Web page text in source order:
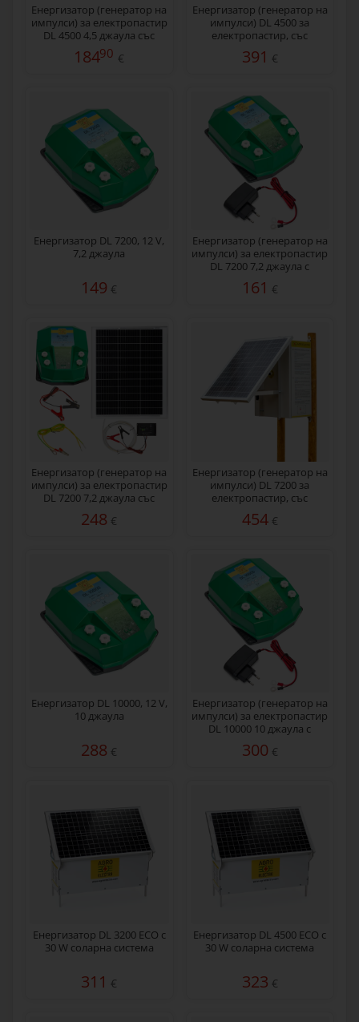
Енергизатор (генератор на
импулси) за електропастир
DL 4500 4,5 джаула със
соларна система 30 W
18490 €
Eнергизатор (генератор на
импулси) DL 4500 за
електропастир, със
391 €
Енергизатор DL 7200, 12 V,
7,2 джаула
149 €
Енергизатор (генератор на
импулси) за електропастир
DL 7200 7,2 джаула с
мрежов адаптер 230/12 V
161 €
Енергизатор (генератор на
импулси) за електропастир
DL 7200 7,2 джаула със
248 €
Eнергизатор (генератор на
импулси) DL 7200 за
електропастир, със
454€
Енергизатор DL 10000, 12 V,
10 джаула
288 €
Енергизатор (генератор на
импулси) за електропастир
DL 10000 10 джаула с
мрежов адаптер 230/12 V
300 €
Енергизатор DL 3200 ECO с
30 W соларна система
311 €
Енергизатор DL 4500 ECO с
30 W соларна система
323 €